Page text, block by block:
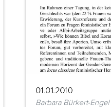
01.01.2010
Barbara Bürkert-Engel